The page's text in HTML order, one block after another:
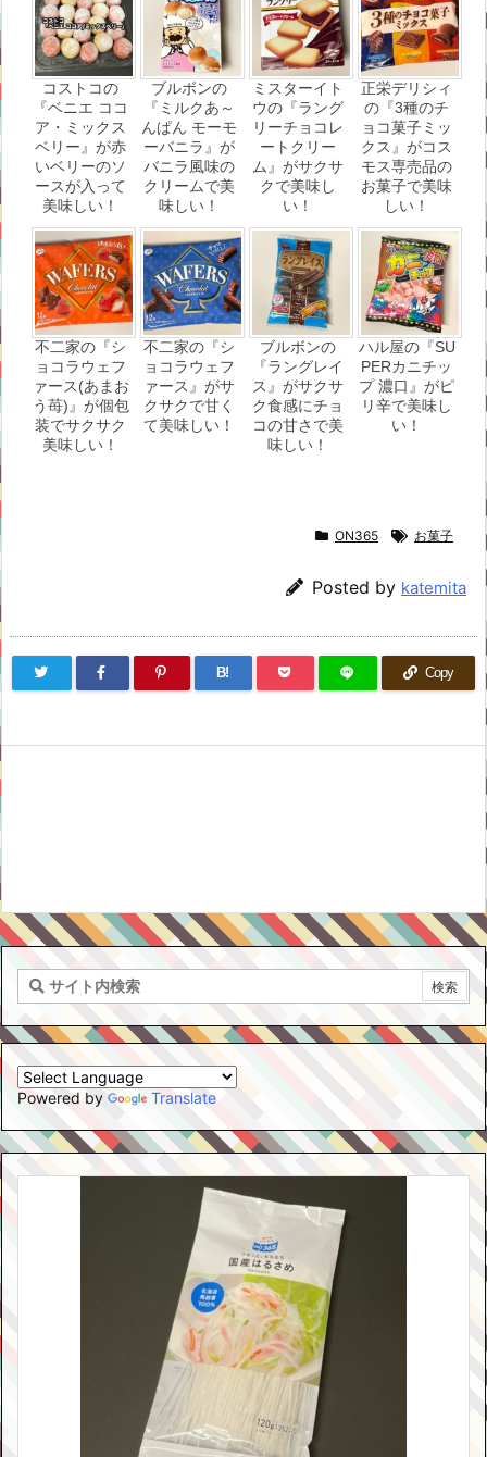
コストコの
『ベニエ ココ
ア・ミックス
ベリー』が赤
いベリーのソ
ースが入って
美味しい！
ブルボンの
『ミルクあ～
んぱん モーモ
ーバニラ』が
バニラ風味の
クリームで美
味しい！
ミスターイト
ウの『ラング
リーチョコレ
ートクリー
ム』がサクサ
クで美味し
い！
正栄デリシィ
の『3種のチ
ョコ菓子ミッ
クス』がコス
モス専売品の
お菓子で美味
しい！
不二家の『シ
ョコラウェフ
ァース(あまお
う苺)』が個包
装でサクサク
美味しい！
不二家の『シ
ョコラウェフ
ァース』がサ
クサクで甘く
て美味しい！
ブルボンの
『ラングレイ
ス』がサクサ
ク食感にチョ
コの甘さで美
味しい！
ハル屋の『SU
PERカニチッ
プ 濃口』がピ
リ辛で美味し
い！
ON365 お菓子
Posted by katemita
B! Copy
Powered by Translate